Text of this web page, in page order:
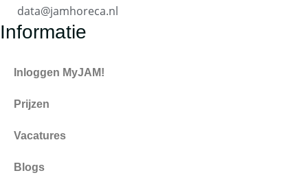
data@jamhoreca.nl
Informatie
Inloggen MyJAM!
Prijzen
Vacatures
Blogs